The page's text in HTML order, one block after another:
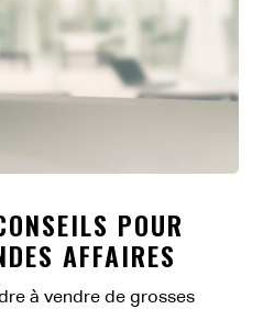
POUR
AFFAIRES
à vendre de grosses